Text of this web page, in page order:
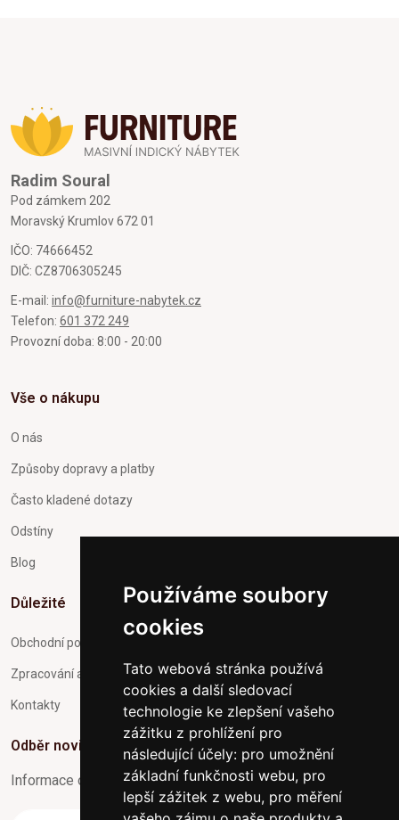
Používáme soubory
cookies
Tato webová stránka používá
cookies a další sledovací
technologie ke zlepšení vašeho
zážitku z prohlížení pro
následující účely: pro umožnění
základní funkčnosti webu, pro
lepší zážitek z webu, pro měření
Radim Soural
Pod zámkem 202
Moravský Krumlov 672 01
IČO: 74666452
DIČ: CZ8706305245
E-mail: info@furniture-nabytek.cz
Telefon: 601 372 249
Provozní doba: 8:00 - 20:00
Vše o nákupu
O nás
Způsoby dopravy a platby
Často kladené dotazy
Odstíny
Blog
Důležité
Obchodní podmínky
Zpracování a ochrana osobních údajů
Kontakty
Odběr novinek
Informace o Novinkách a užitečné rady max. 1x za týden